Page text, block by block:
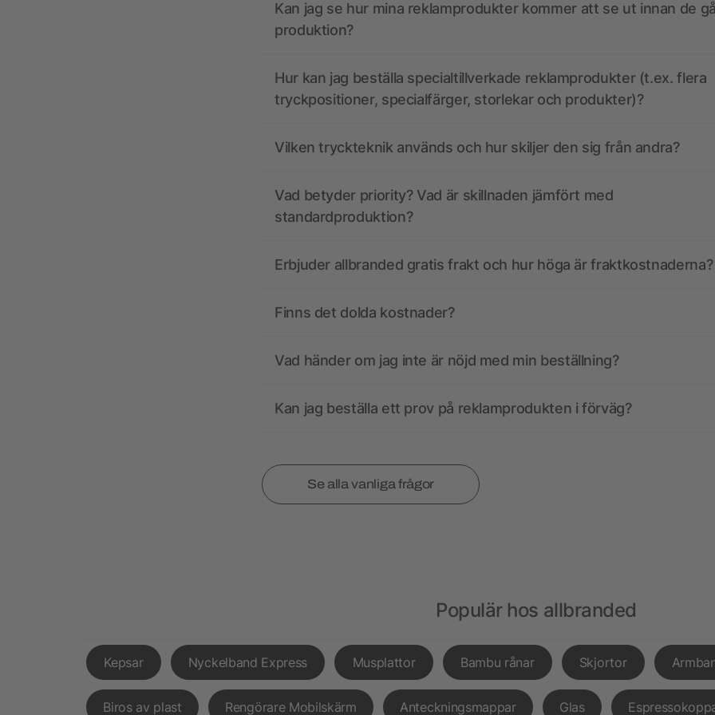
Kan jag se hur mina reklamprodukter kommer att se ut innan de
produktion?
Hur kan jag beställa specialtillverkade reklamprodukter (t.ex. flera
tryckpositioner, specialfärger, storlekar och produkter)?
Vilken tryckteknik används och hur skiljer den sig från andra?
Vad betyder priority? Vad är skillnaden jämfört med
standardproduktion?
Erbjuder allbranded gratis frakt och hur höga är fraktkostnaderna?
Finns det dolda kostnader?
Vad händer om jag inte är nöjd med min beställning?
Kan jag beställa ett prov på reklamprodukten i förväg?
Se alla vanliga frågor
Populär hos allbranded
Kepsar Nyckelband Express Musplattor Bambu rånar Skjortor
Biros av plast Rengörare Mobilskärm Anteckningsmappar Glas